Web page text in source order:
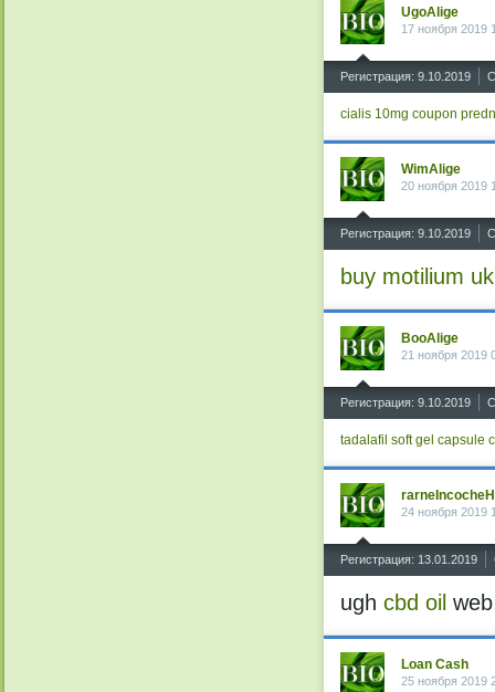
UgoAlige
17 ноября 2019
Регистрация: 9.10.2019
cialis 10mg coupon
WimAlige
20 ноября 2019
Регистрация: 9.10.2019
buy motilium uk
BooAlige
21 ноября 2019
Регистрация: 9.10.2019
tadalafil soft gel capsule
24 ноября 2019
Регистрация: 13.01.2019
ugh cbd oil
Loan Cash
25 ноября 2019